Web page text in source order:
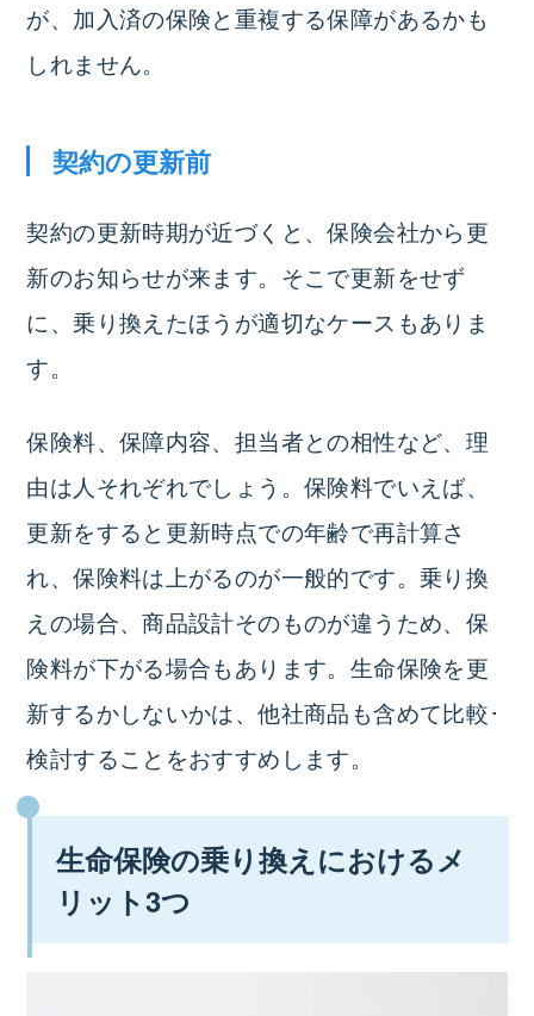
が、加入済の保険と重複する保障があるかも
しれません。
契約の更新前
契約の更新時期が近づくと、保険会社から更
新のお知らせが来ます。 そこで更新をせず
に、乗り換えたほうが適切なケースもありま
す。
保険料、保障内容、担当者との相性など、理
由は人それぞれでしょう。保険料でいえば、
更新をすると更新時点での年齢で再計算さ
れ、保険料は上がるのが一般的です。乗り換
えの場合、商品設計そのものが違うため、保
険料が下がる場合もあります。生命保険を更
新するかしないかは、他社商品も含めて比較･
検討することをおすすめします。
生命保険の乗り換えにおけるメ
リット3つ